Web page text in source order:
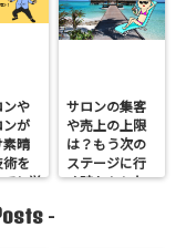
ンや
ンが
素晴
術を
も単
につ
サロンの集客
や売上の上限
は？もう次の
ステージに行
く時かもしれ
-